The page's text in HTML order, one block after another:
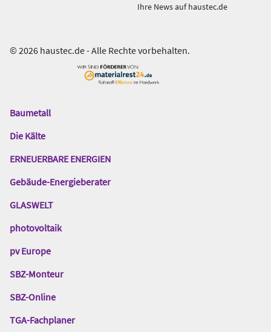
Ihre News auf haustec.de
© 2026 haustec.de - Alle Rechte vorbehalten.
Das
Gentner
Baumetall
Die Kälte
ERNEUERBARE ENERGIEN
Gebäude-Energieberater
GLASWELT
photovoltaik
pv Europe
SBZ-Monteur
SBZ-Online
TGA-Fachplaner